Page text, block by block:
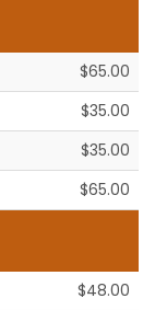
$65.00
$35.00
$35.00
$65.00
$48.00